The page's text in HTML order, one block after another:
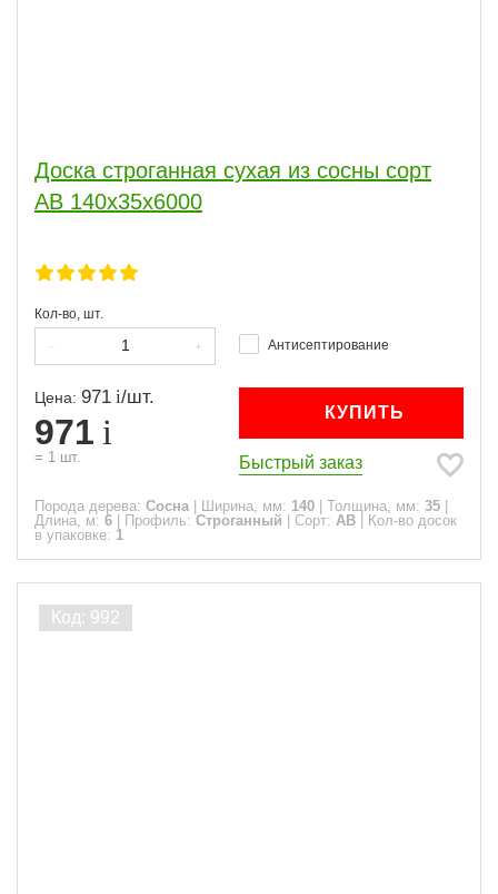
Доска строганная сухая из сосны сорт
АВ 140x35x6000
Кол-во, шт.
Антисептирование
Цена: 971 /шт.
971
= 1 шт.
КУПИТЬ
Быстрый заказ
Порода дерева: Сосна Ширина, мм: 140 Толщина, мм: 35
Длина, м: 6 Профиль: Строганный Сорт: АВ
Кол-во досок
в упаковке: 1